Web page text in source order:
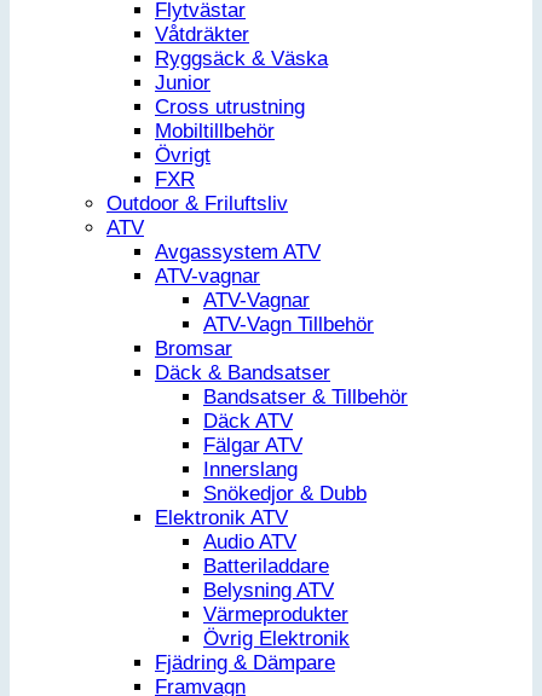
Flytvästar
Våtdräkter
Ryggsäck & Väska
Junior
Cross utrustning
Mobiltillbehör
Övrigt
FXR
Outdoor & Friluftsliv
ATV
Avgassystem ATV
ATV-vagnar
ATV-Vagnar
ATV-Vagn Tillbehör
Bromsar
Däck & Bandsatser
Bandsatser & Tillbehör
Däck ATV
Fälgar ATV
Innerslang
Snökedjor & Dubb
Elektronik ATV
Audio ATV
Batteriladdare
Belysning ATV
Värmeprodukter
Övrig Elektronik
Fjädring & Dämpare
Framvagn